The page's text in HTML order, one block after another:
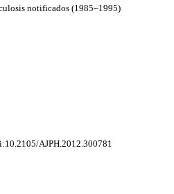
notificados (1985–1995)
AJPH.2012.300781